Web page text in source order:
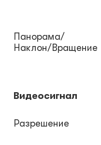
Панорама/
Наклон/Вращение
Видеосигнал
Разрешение